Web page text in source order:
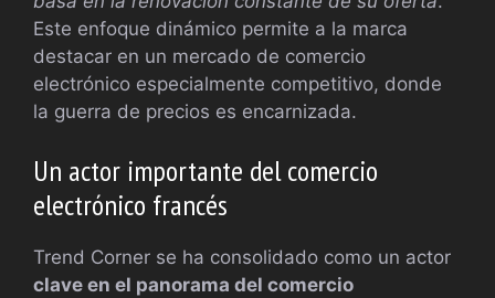
Este enfoque dinámico permite a la marca
destacar en un mercado de comercio
electrónico especialmente competitivo, donde
la guerra de precios es encarnizada.
Un actor importante del comercio
electrónico francés
Trend Corner se ha consolidado como un actor
clave en el panorama del comercio